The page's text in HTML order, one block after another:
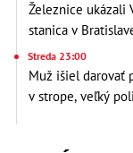
Železnice ukázali
stanica v
Streda 23:00
Muž išiel darovať
v strope, veľký